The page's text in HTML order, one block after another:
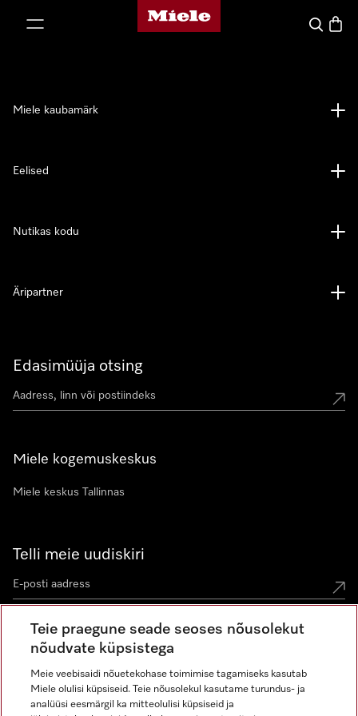
Miele avaleht
Search
Edasimüüja otsing
Miele kogemuskeskus
Miele keskus Tallinnas
Telli meie uudiskiri
Miele kaubamärk
Eelised
Nutikas kodu
Äripartner
Miele Instagramis
Miele Facebookis
Miele Youtube'is
Teie praegune seade seoses nõusolekut
nõudvate küpsistega
Meie veebisaidi nõuetekohase toimimise tagamiseks kasutab
Miele olulisi küpsiseid. Teie nõusolekul kasutame turundus- ja
analüüsi eesmärgil ka mitteolulisi küpsiseid ja